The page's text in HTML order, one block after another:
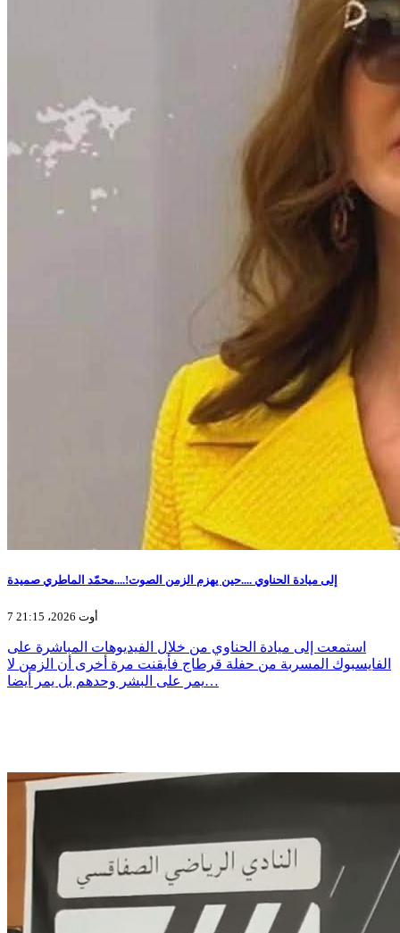
إلى ميادة الحناوي ....حين يهزم الزمن الصوت!....محمّد الماطري صميدة
7 أوت 2026، 21:15
استمعت إلى ميادة الحناوي من خلال الفيديوهات المباشرة على
الفايسبوك المسربة من حفلة قرطاج فأيقنت مرة أخرى أن الزمن لا
يمر على البشر وحدهم بل يمر أيضا…